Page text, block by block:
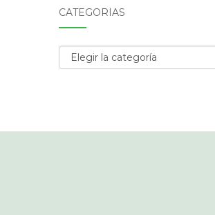
CATEGORÍAS
Categorías